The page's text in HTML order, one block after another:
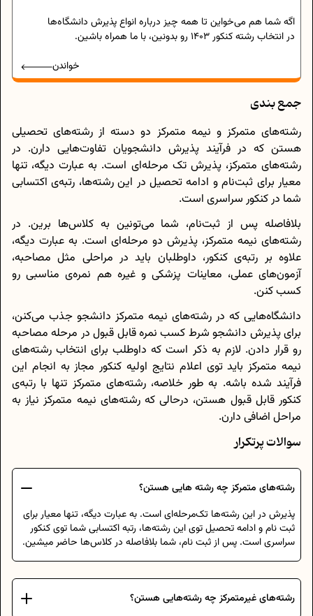
اگه شما هم می‌خواین تا همه چیز درباره انواع پذیرش دانشگاه‌ها
در انتخاب رشته کنکور 1403 رو بدونین، با ما همراه باشین.
خواندن
جمع بندی
رشته‌های متمرکز و نیمه متمرکز دو دسته از رشته‌های تحصیلی
هستن که در فرآیند پذیرش دانشجویان تفاوت‌هایی دارن. در
رشته‌های متمرکز، پذیرش تک مرحله‌ای است. به عبارت دیگه، تنها
معیار برای ثبت‌نام و ادامه تحصیل در این رشته‌ها، رتبه‌ی اکتسابی
شما در کنکور سراسری است.
بلافاصله پس از ثبت‌نام، شما می‌تونین به کلاس‌ها برین. در
رشته‌های نیمه متمرکز، پذیرش دو مرحله‌ای است. به عبارت دیگه،
علاوه بر رتبه‌ی کنکور، داوطلبان باید در مراحلی مثل مصاحبه،
آزمون‌های عملی، معاینات پزشکی و غیره هم نمره‌ی مناسبی رو
کسب کنن.
دانشگاه‌هایی که در رشته‌های نیمه متمرکز دانشجو جذب می‌کنن،
برای پذیرش دانشجو شرط کسب نمره قابل قبول در مرحله مصاحبه
رو قرار دادن. لازم به ذکر است که داوطلب برای انتخاب رشته‌های
نیمه متمرکز باید توی اعلام نتایج اولیه کنکور مجاز به انجام این
فرآیند شده باشه. به طور خلاصه، رشته‌های متمرکز تنها با رتبه‌ی
کنکور قابل قبول هستن، درحالی که رشته‌های نیمه متمرکز نیاز به
مراحل اضافی دارن.
سوالات پرتکرار
رشته‌های متمرکز چه رشته هایی هستن؟
پذیرش در این رشته‌ها تک‌مرحله‌ای است. به عبارت دیگه، تنها معیار برای
ثبت نام و ادامه تحصیل توی این رشته‌ها، رتبه اکتسابی شما توی کنکور
سراسری است. پس از ثبت نام، شما بلافاصله در کلاس‌ها حاضر میشین.
رشته‌های غیرمتمرکز چه رشته‌هایی هستن؟